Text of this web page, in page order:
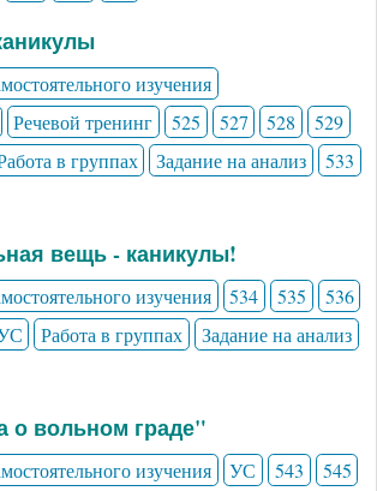
изучения
Речевой тренинг 525 527 528
529
в группах Задание на анализ
533
вещь - каникулы!
изучения 534 535
536
Работа в группах
Задание на анализ
о вольном граде"
изучения УС 543
545